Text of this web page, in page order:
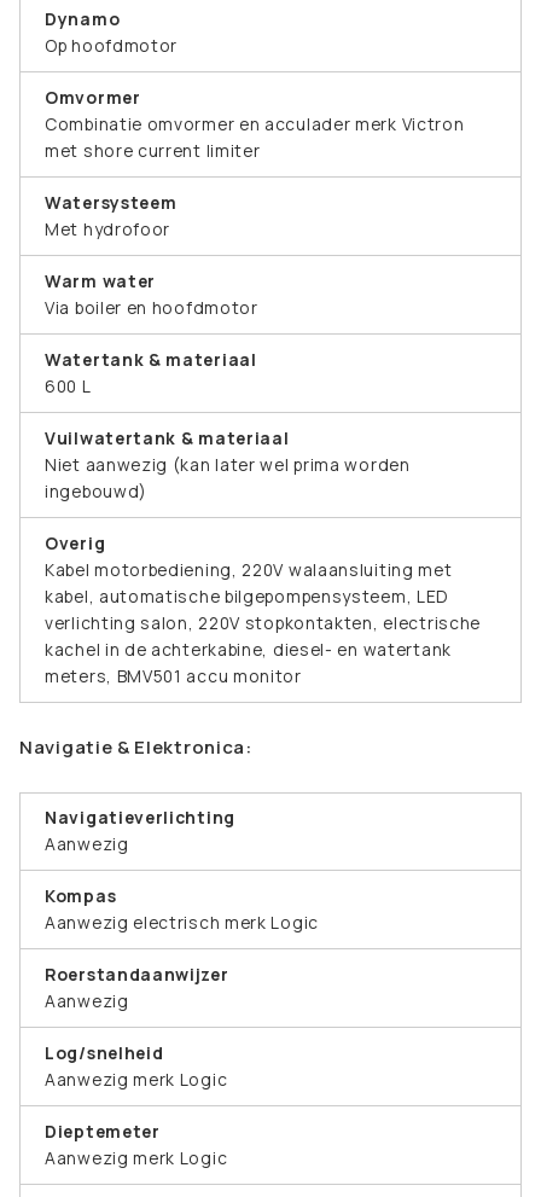
Dynamo
Op hoofdmotor
Omvormer
Combinatie omvormer en acculader merk Victron
met shore current limiter
Watersysteem
Met hydrofoor
Warm water
Via boiler en hoofdmotor
Watertank & materiaal
600 L
Vuilwatertank & materiaal
Niet aanwezig (kan later wel prima worden
ingebouwd)
Overig
Kabel motorbediening, 220V walaansluiting met
kabel, automatische bilgepompensysteem, LED
verlichting salon, 220V stopkontakten, electrische
kachel in de achterkabine, diesel- en watertank
meters, BMV501 accu monitor
Navigatie & Elektronica:
Navigatieverlichting
Aanwezig
Kompas
Aanwezig electrisch merk Logic
Roerstandaanwijzer
Aanwezig
Log/snelheid
Aanwezig merk Logic
Dieptemeter
Aanwezig merk Logic